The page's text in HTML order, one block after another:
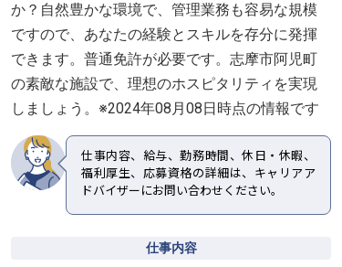
か？自然豊かな環境で、管理業務も容易な規模
ですので、あなたの経験とスキルを存分に発揮
できます。普通免許が必要です。志摩市阿児町
の素敵な施設で、理想のホスピタリティを実現
しましょう。※2024年08月08日時点の情報です
仕事内容、給与、勤務時間、休日・休暇、
福利厚生、応募資格の詳細は、キャリアア
ドバイザーにお問い合わせください。
仕事内容